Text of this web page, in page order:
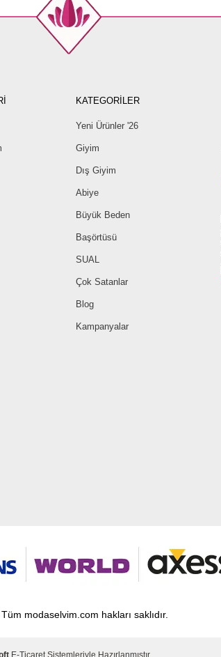
KATEGORİLER
Yeni Ürünler '26
Giyim
Dış Giyim
Abiye
Büyük Beden
Başörtüsü
SUAL
Çok Satanlar
Blog
Kampanyalar
modaselvim.com hakları saklıdır.
E-Ticaret Sistemleriyle Hazırlanmıştır.